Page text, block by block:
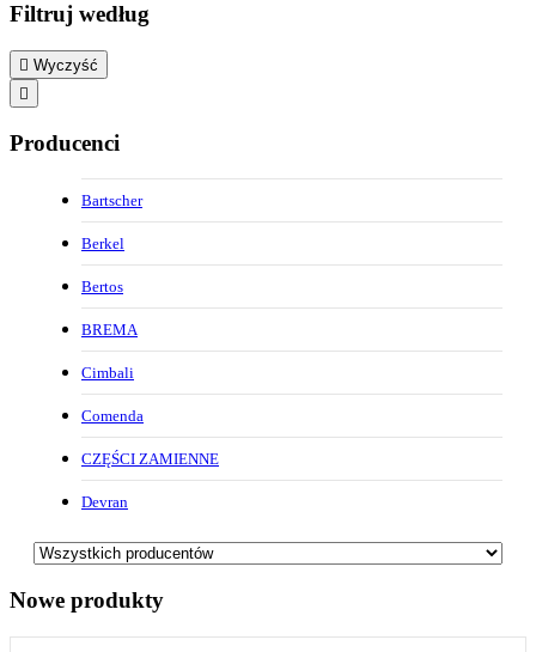
Filtruj według
 Wyczyść

Producenci
Bartscher
Berkel
Bertos
BREMA
Cimbali
Comenda
CZĘŚCI ZAMIENNE
Devran
Nowe produkty